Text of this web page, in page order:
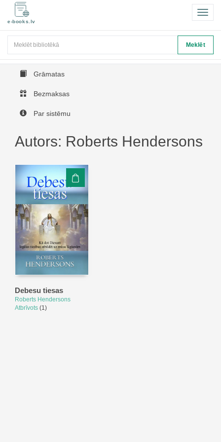
e-books.lv
Meklēt
Grāmatas
Bezmaksas
Par sistēmu
Autors: Roberts Hendersons
Debesu tiesas
Roberts Hendersons
Atbrīvots (1)